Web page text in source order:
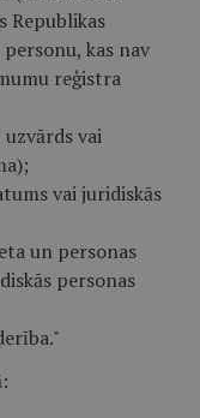
Republikas
kas nav
reģistra
vai
vai juridiskās
un personas
personas